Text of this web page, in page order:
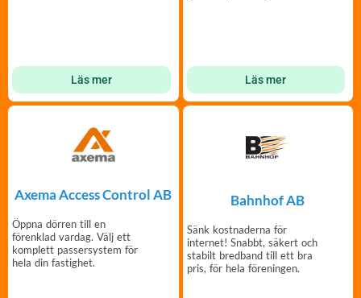
Läs mer Läs mer
Axema Access Control AB
Öppna dörren till en
förenklad vardag. Välj ett
komplett passersystem för
hela din fastighet.
Bahnhof AB
Sänk kostnaderna för
internet! Snabbt, säkert och
stabilt bredband till ett bra
pris, för hela föreningen.